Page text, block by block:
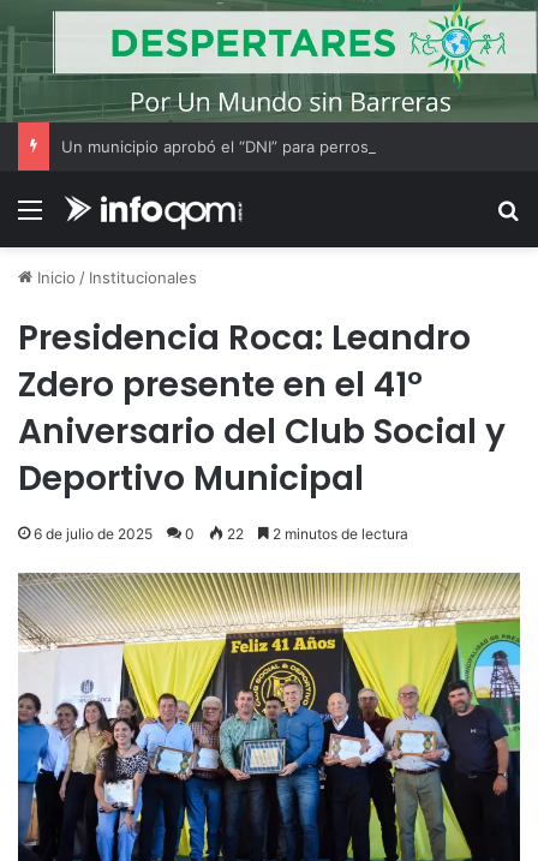
Menú
Inicio / Institucionales
Presidencia Roca: Leandro
Zdero presente en el 41°
Aniversario del Club Social y
Deportivo Municipal
6 de julio de 2025 0 22 2 minutos de lectura